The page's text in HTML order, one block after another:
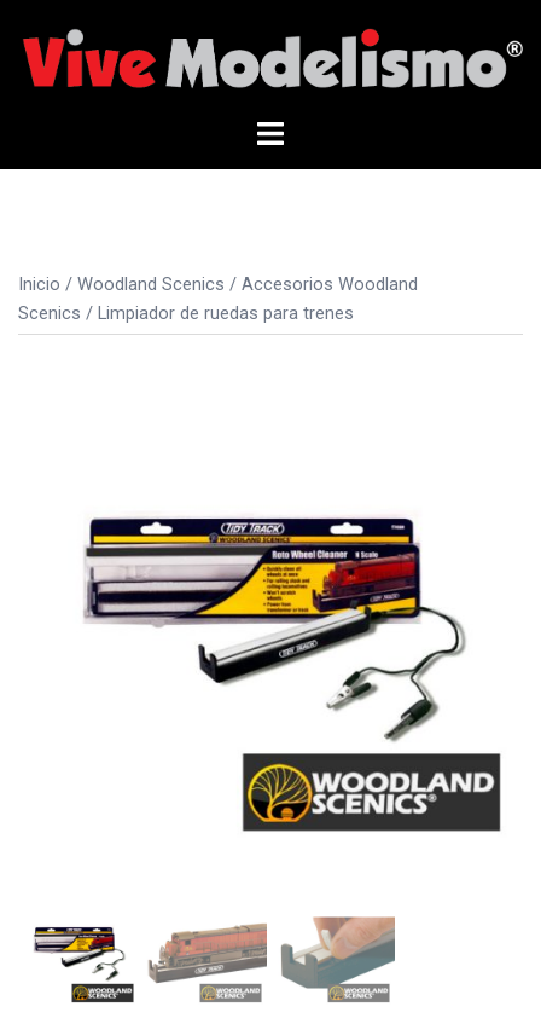
contenido
Alternar
Inicio / Woodland Scenics / Accesorios Woodland
Scenics / Limpiador de ruedas para trenes